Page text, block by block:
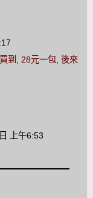
到, 28元一包, 後來
上午6:53